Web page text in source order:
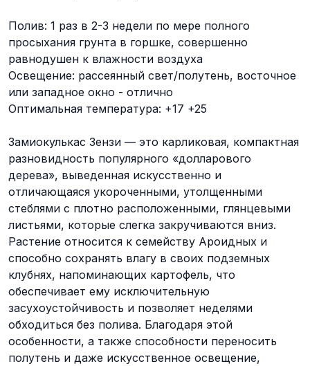
Полив: 1 раз в 2-3 недели по мере полного
просыхания грунта в горшке, совершенно
равнодушен к влажности воздуха
Освещение: рассеянный свет/полутень, восточное
или западное окно - отлично
Оптимальная температура: +17 +25
Замиокулькас Зензи — это карликовая, компактная
разновидность популярного «долларового
дерева», выведенная искусственно и
отличающаяся укороченными, утолщенными
стеблями с плотно расположенными, глянцевыми
листьями, которые слегка закручиваются вниз.
Растение относится к семейству Ароидных и
способно сохранять влагу в своих подземных
клубнях, напоминающих картофель, что
обеспечивает ему исключительную
засухоустойчивость и позволяет неделями
обходиться без полива. Благодаря этой
особенности, а также способности переносить
полутень и даже искусственное освещение,